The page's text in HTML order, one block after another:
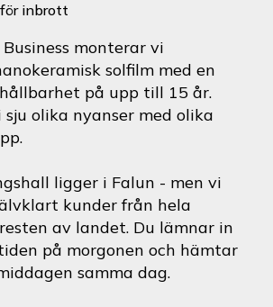
inbrott
monterar vi
solfilm med en
på upp till 15 år.
sju olika nyanser med olika
ligger i Falun - men vi
kunder från hela
av landet. Du lämnar in
på morgonen och hämtar
samma dag.